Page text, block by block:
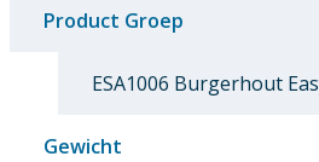
Product Groep
ESA1006 Burgerhout
Gewicht